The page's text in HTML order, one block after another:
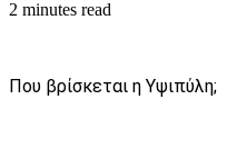
2 minutes read
Που βρίσκεται η Υψιπύλη;